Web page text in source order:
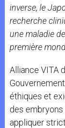
inverse, le
recherche
une maladie
première
Alliance VITA
éthiques et
des embryons
appliquer